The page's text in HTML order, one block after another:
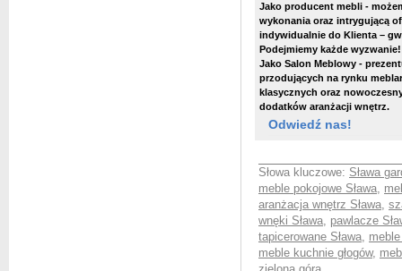
Jako producent mebli -
wykonania oraz intrygującą
indywidualnie do Klienta –
Podejmiemy każde wyzwanie!
Jako Salon Meblowy -
przodujących na rynku
klasycznych oraz
dodatków aranżacji wnętrz.
Odwiedź nas!
Słowa kluczowe: Sława
meble pokojowe Sława,
aranżacja wnętrz Sława,
wnęki Sława, pawlacze
tapicerowane Sława,
meble kuchnie głogów,